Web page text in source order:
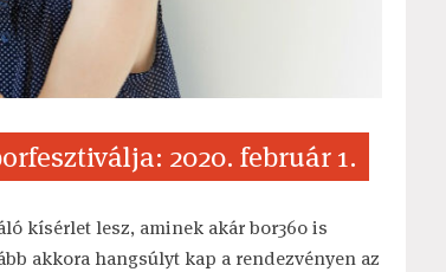
2020. február 1.
kísérlet lesz, aminek akár bor360 is
akkora hangsúlyt kap a rendezvényen az